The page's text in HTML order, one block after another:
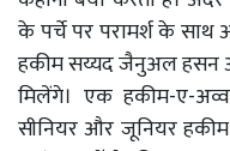
के पर्चे पर परामर्श के साथ
हकीम सय्यद जैनुअल हसन
मिलेंगे। एक हकीम-ए-
सीनियर और जूनियर